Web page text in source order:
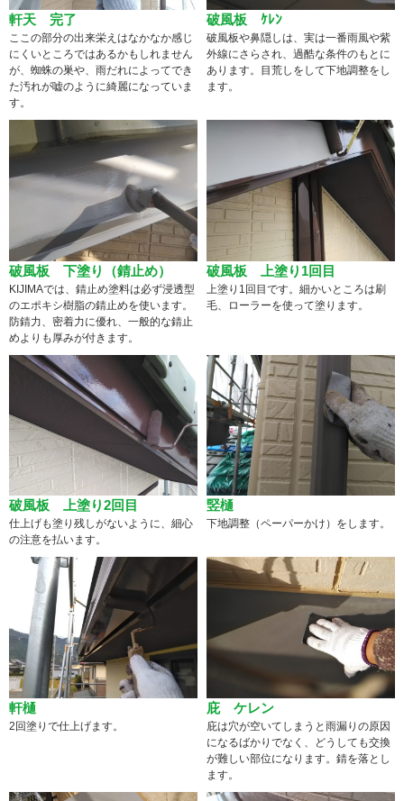
軒天 完了
ここの部分の出来栄えはなかなか感じ
にくいところではあるかもしれません
が、蜘蛛の巣や、雨だれによってでき
た汚れが嘘のように綺麗になっていま
す。
破風板 ｹﾚﾝ
破風板や鼻隠しは、実は一番雨風や紫
外線にさらされ、過酷な条件のもとに
あります。目荒しをして下地調整をし
ます。
破風板 下塗り（錆止め）
KIJIMAでは、錆止め塗料は必ず浸透型
のエポキシ樹脂の錆止めを使います。
防錆力、密着力に優れ、一般的な錆止
めよりも厚みが付きます。
破風板 上塗り1回目
上塗り1回目です。細かいところは刷
毛、ローラーを使って塗ります。
破風板 上塗り2回目
仕上げも塗り残しがないように、細心
の注意を払います。
竪樋
下地調整（ペーパーかけ）をします。
軒樋
2回塗りで仕上げます。
庇 ケレン
庇は穴が空いてしまうと雨漏りの原因
になるばかりでなく、どうしても交換
が難しい部位になります。錆を落とし
ます。